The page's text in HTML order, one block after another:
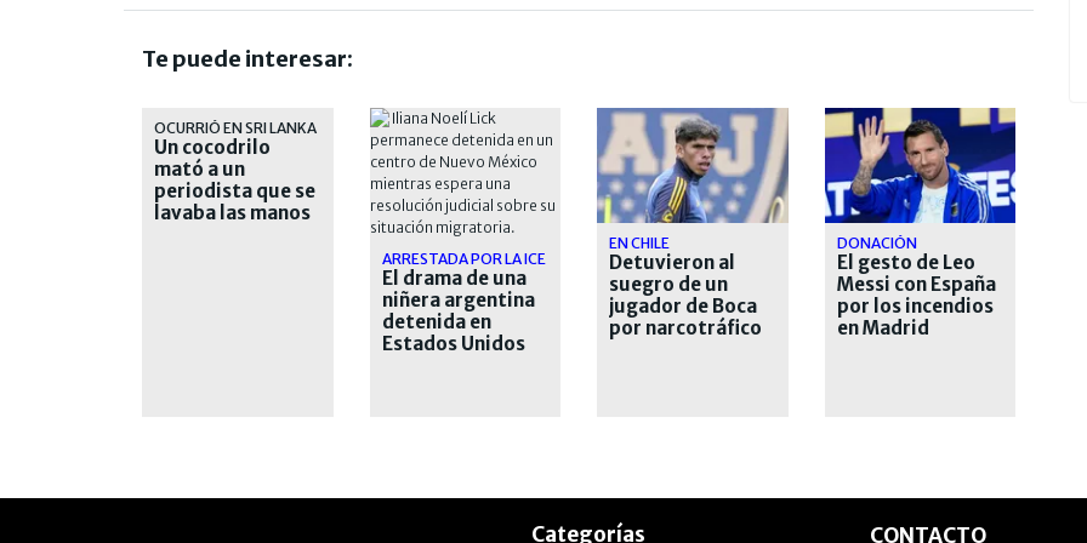
Te puede interesar:
OCURRIÓ EN SRI LANKA
Un cocodrilo
mató a un
periodista que se
lavaba las manos
ARRESTADA POR LA ICE
El drama de una
niñera argentina
detenida en
Estados Unidos
EN CHILE
Detuvieron al
suegro de un
jugador de Boca
por narcotráfico
DONACIÓN
El gesto de Leo
Messi con España
por los incendios
en Madrid
Categorías CONTACTO